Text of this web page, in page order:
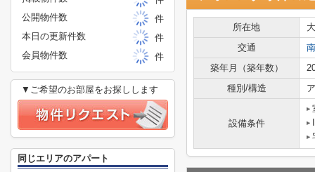
所在地
交通
築年月（築年数）
種別/構造
設備条件
公開物件数
件
本日の更新件数
件
会員物件数
件
▼ご希望のお部屋をお探しします
同じエリアのアパート